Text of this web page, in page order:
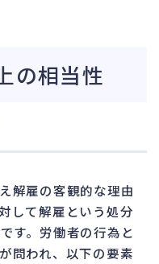
の相当性
解雇の客観的な理由
して解雇という処分
す。労働者の行為と
問われ、以下の要素